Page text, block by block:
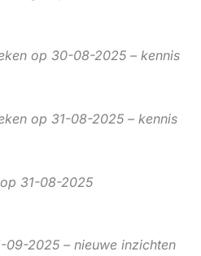
op 30-08-2025 – kennis
op 31-08-2025 – kennis
31-08-2025
09-2025 – nieuwe inzichten